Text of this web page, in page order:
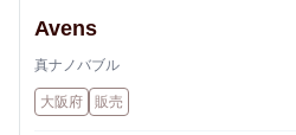
Avens
真ナノバブル
大阪府 販売